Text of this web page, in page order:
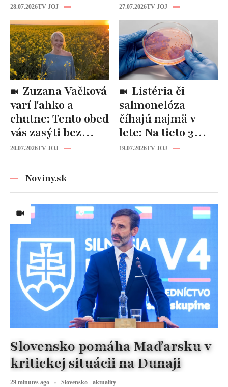
Odborníci však
varujú, pozor na
prísne diéty!
28.07.2026TV JOJ
cviky jej pomohli
spevniť celé telo
27.07.2026TV JOJ
varí ľahko a
chutne: Tento obed
vás zasýti bez
zbytočných kalórií
20.07.2026TV JOJ
salmonelóza
číhajú najmä v
lete: Na tieto 3
pravidlá pri jedle
19.07.2026TV JOJ
Noviny.sk
Slovensko pomáha Maďarsku v
kritickej situácii na Dunaji
29 minutes ago Slovensko - aktuality